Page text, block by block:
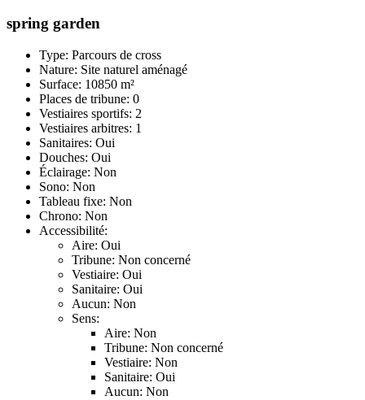
spring garden
Type: Parcours de cross
Nature: Site naturel aménagé
Surface: 10850 m²
Places de tribune: 0
Vestiaires sportifs: 2
Vestiaires arbitres: 1
Sanitaires: Oui
Douches: Oui
Éclairage: Non
Sono: Non
Tableau fixe: Non
Chrono: Non
Accessibilité:
Aire: Oui
Tribune: Non concerné
Vestiaire: Oui
Sanitaire: Oui
Aucun: Non
Sens:
Aire: Non
Tribune: Non concerné
Vestiaire: Non
Sanitaire: Oui
Aucun: Non